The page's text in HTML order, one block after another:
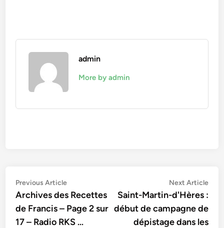
admin
More by admin
Navigation
de
l’article
Previous ArticlePrevious
article:
Archives des Recettes
de Francis – Page 2 sur
17 – Radio RKS …
Next Article
Saint-Martin-d'Hères :
début de campagne de
dépistage dans les